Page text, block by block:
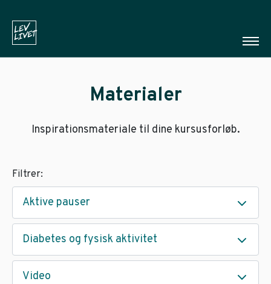
Materialer
Inspirationsmateriale til dine kursusforløb.
Filtrer:
Aktive pauser
Diabetes og fysisk aktivitet
Video